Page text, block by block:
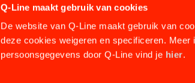
Q-Line maakt gebruik van cookies
De website van Q-Line maakt gebruik van
deze cookies weigeren en specificeren.
persoonsgegevens door Q-Line vind je hier.